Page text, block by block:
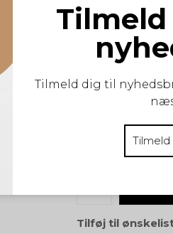
Flotte stribede
One Size (36-41)
Vælg
Tilføj til
Tilmeld dig til